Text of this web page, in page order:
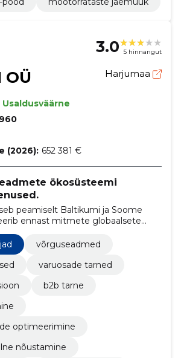
3.0 5 hinnangut
OÜ Harjumaa
Usaldusväärne
(2026): 652 381 €
ökosüsteemi
peamiselt Baltikumi ja Soome
ennast mitmete globaalsete
ja esindajana regioonis.
võrguseadmed
varuosade tarned
b2b tarne
optimeerimine
nõustamine